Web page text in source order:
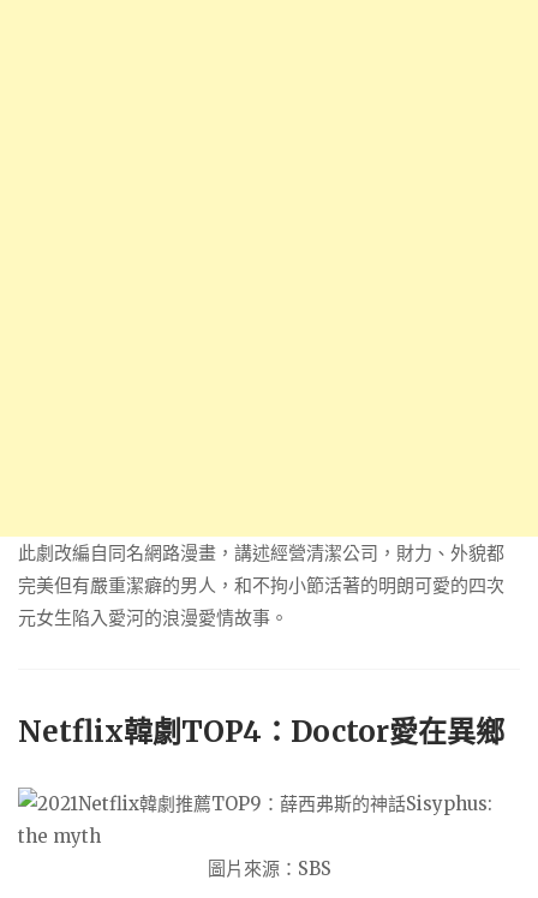
此劇改編自同名網路漫畫，講述經營清潔公司，財力、外貌都
完美但有嚴重潔癖的男人，和不拘小節活著的明朗可愛的四次
元女生陷入愛河的浪漫愛情故事。
Netflix韓劇TOP4：Doctor愛在異鄉
圖片來源：SBS